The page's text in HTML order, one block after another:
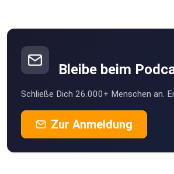
Knirps2006
Bayern
Ritatady
Herten
Janette64
Bleibe beim
Schließe Dich 26.000+ Menschen an.
Zur Anmeldung